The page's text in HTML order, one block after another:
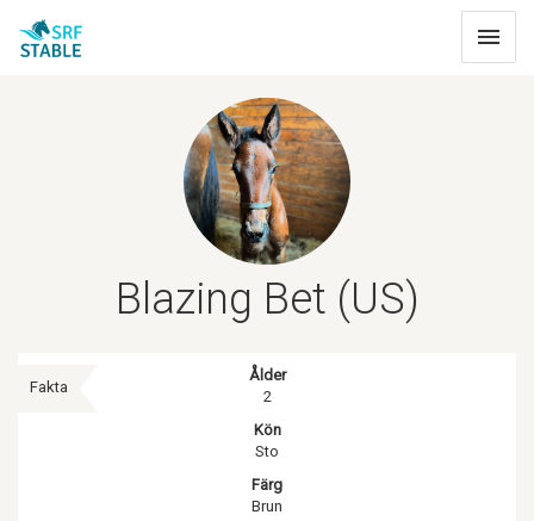
Toggle
Blazing Bet (US)
Fakta
Ålder
2
Kön
Sto
Färg
Brun